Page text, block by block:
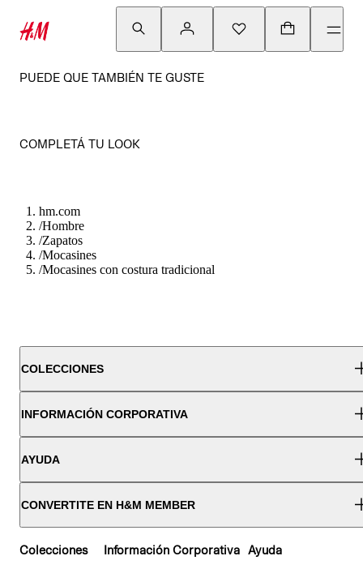
PUEDE QUE TAMBIÉN TE GUSTE
COMPLETÁ TU LOOK
hm.com
/Hombre
/Zapatos
/Mocasines
/Mocasines con costura tradicional
COLECCIONES
INFORMACIÓN CORPORATIVA
AYUDA
CONVERTITE EN H&M MEMBER
Colecciones Información Corporativa Ayuda